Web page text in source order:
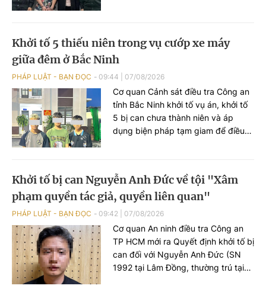
đã ban hành cáo trạng truy tố Lê
Văn Đông cùng loạt đối tượng...
Khởi tố 5 thiếu niên trong vụ cướp xe máy
giữa đêm ở Bắc Ninh
PHÁP LUẬT - BẠN ĐỌC 09:44 07/08/2026
Cơ quan Cảnh sát điều tra Công an
tỉnh Bắc Ninh khởi tố vụ án, khởi tố
5 bị can chưa thành niên và áp
dụng biện pháp tạm giam để điều
Khởi tố bị can Nguyễn Anh Đức về tội "Xâm
phạm quyền tác giả, quyền liên quan"
PHÁP LUẬT - BẠN ĐỌC 09:42 07/08/2026
Cơ quan An ninh điều tra Công an
TP HCM mới ra Quyết định khởi tố bị
can đối với Nguyễn Anh Đức (SN
1992 tại Lâm Đồng, thường trú tại